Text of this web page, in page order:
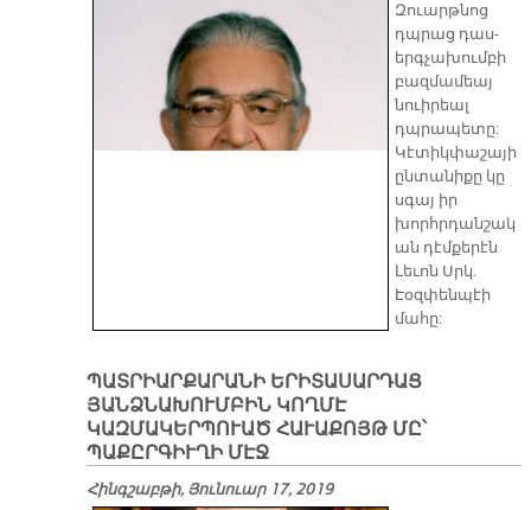
Զուարթնոց
դպրաց դաս-
երգչախումբի
բազմամեայ
նուիրեալ
դպրապետը:
Կէտիկփաշայի
ընտանիքը կը
սգայ իր
խորհրդանշակ
ան դէմքերէն
Լեւոն Սրկ.
Էօզփենպէի
մահը:
ՊԱՏՐԻԱՐՔԱՐԱՆԻ ԵՐԻՏԱՍԱՐԴԱՑ
ՅԱՆՁՆԱԽՈՒՄԲԻՆ ԿՈՂՄԷ
ԿԱԶՄԱԿԵՐՊՈՒԱԾ ՀԱՒԱՔՈՅԹ ՄԸ՝
ՊԱՔԸՐԳԻՒՂԻ ՄԷՋ
Հինգշաբթի, Յունուար 17, 2019